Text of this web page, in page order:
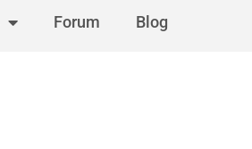
Forum Blog